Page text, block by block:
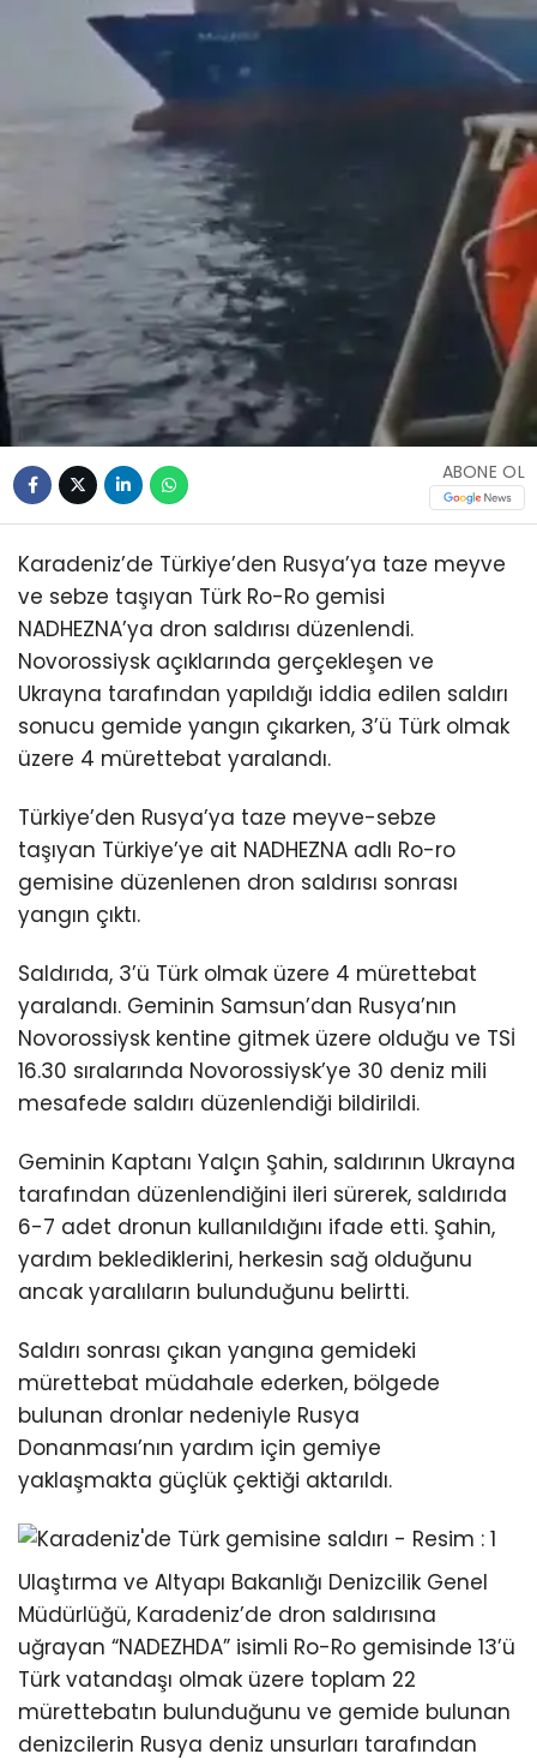
ABONE OL
Karadeniz’de Türkiye’den Rusya’ya taze meyve
ve sebze taşıyan Türk Ro-Ro gemisi
NADHEZNA’ya dron saldırısı düzenlendi.
Novorossiysk açıklarında gerçekleşen ve
Ukrayna tarafından yapıldığı iddia edilen saldırı
sonucu gemide yangın çıkarken, 3’ü Türk olmak
üzere 4 mürettebat yaralandı.
Türkiye’den Rusya’ya taze meyve-sebze
taşıyan Türkiye’ye ait NADHEZNA adlı Ro-ro
gemisine düzenlenen dron saldırısı sonrası
yangın çıktı.
Saldırıda, 3’ü Türk olmak üzere 4 mürettebat
yaralandı. Geminin Samsun’dan Rusya’nın
Novorossiysk kentine gitmek üzere olduğu ve TSİ
16.30 sıralarında Novorossiysk’ye 30 deniz mili
mesafede saldırı düzenlendiği bildirildi.
Geminin Kaptanı Yalçın Şahin, saldırının Ukrayna
tarafından düzenlendiğini ileri sürerek, saldırıda
6-7 adet dronun kullanıldığını ifade etti. Şahin,
yardım beklediklerini, herkesin sağ olduğunu
ancak yaralıların bulunduğunu belirtti.
Saldırı sonrası çıkan yangına gemideki
mürettebat müdahale ederken, bölgede
bulunan dronlar nedeniyle Rusya
Donanması’nın yardım için gemiye
yaklaşmakta güçlük çektiği aktarıldı.
Ulaştırma ve Altyapı Bakanlığı Denizcilik Genel
Müdürlüğü, Karadeniz’de dron saldırısına
uğrayan “NADEZHDA” isimli Ro-Ro gemisinde 13’ü
Türk vatandaşı olmak üzere toplam 22
mürettebatın bulunduğunu ve gemide bulunan
denizcilerin Rusya deniz unsurları tarafından